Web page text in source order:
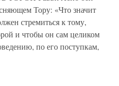
Тору: «Что значит
стремиться к тому,
и чтобы он сам целиком
по его поступкам,